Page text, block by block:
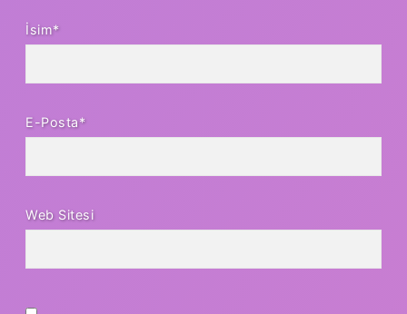
İsim*
E-Posta*
Web Sitesi